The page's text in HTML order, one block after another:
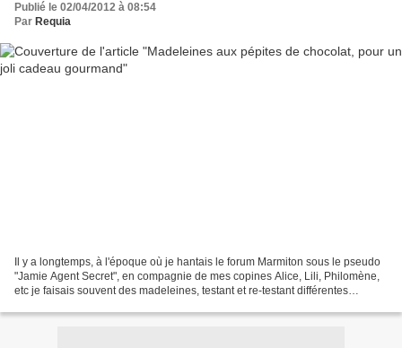
Publié le 02/04/2012 à 08:54
Par Requia
Il y a longtemps, à l'époque où je hantais le forum Marmiton sous le pseudo
"Jamie Agent Secret", en compagnie de mes copines Alice, Lili, Philomène,
etc je faisais souvent des madeleines, testant et re-testant différentes